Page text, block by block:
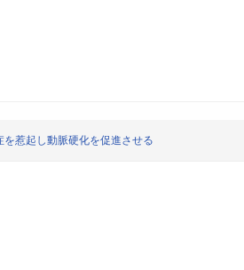
惹起し動脈硬化を促進させる